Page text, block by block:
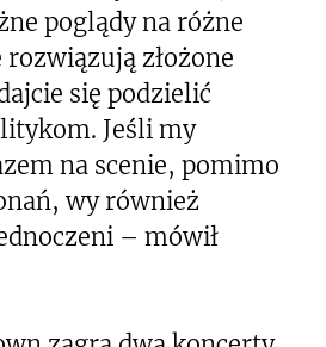
poglądy na różne
złożone
się podzielić
Jeśli my
na scenie, pomimo
wy również
– mówił